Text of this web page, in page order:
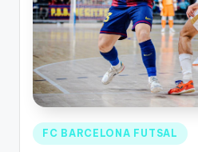
FC BARCELONA FUTSAL